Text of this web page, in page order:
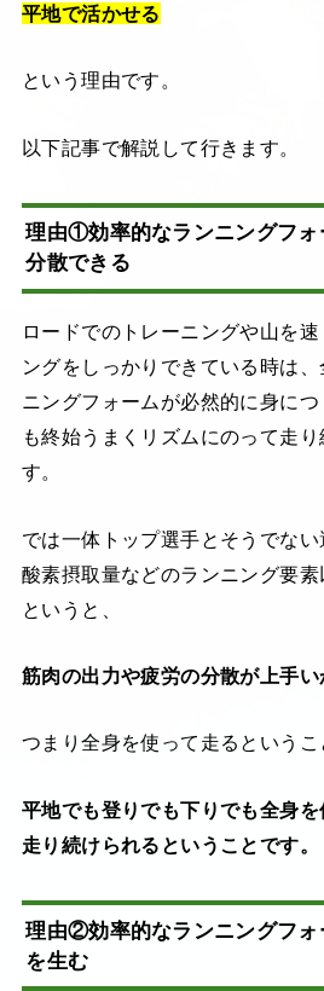
平地で活かせる
という理由です。
以下記事で解説して行きます。
理由①効率的なランニングフォ
分散できる
ロードでのトレーニングや山を
ングをしっかりできている時は
ニングフォームが必然的に身に
も終始うまくリズムにのって走
す。
では一体トップ選手とそうでな
酸素摂取量などのランニング要
というと、
筋肉の出力や疲労の分散が上手い
つまり全身を使って走るというこ
平地でも登りでも下りでも全身
走り続けられるということです。
理由②効率的なランニングフォ
を生む